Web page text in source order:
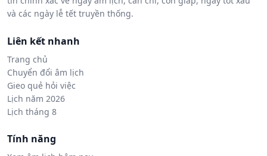
và các ngày lễ tết truyền thống.
Liên kết nhanh
Trang chủ
Chuyển đổi âm lịch
Gieo quẻ hỏi việc
Lịch năm 2026
Lịch tháng 8
Tính năng